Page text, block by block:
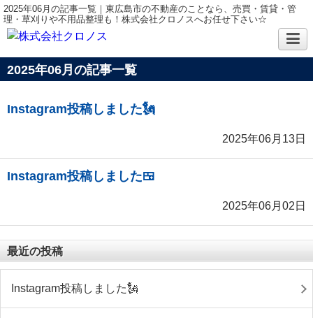
2025年06月の記事一覧｜東広島市の不動産のことなら、売買・賃貸・管
理・草刈りや不用品整理も！株式会社クロノスへお任せ下さい☆
2025年06月の記事一覧
Instagram投稿しました🗽
2025年06月13日
Instagram投稿しました🍱
2025年06月02日
最近の投稿
Instagram投稿しました🗽